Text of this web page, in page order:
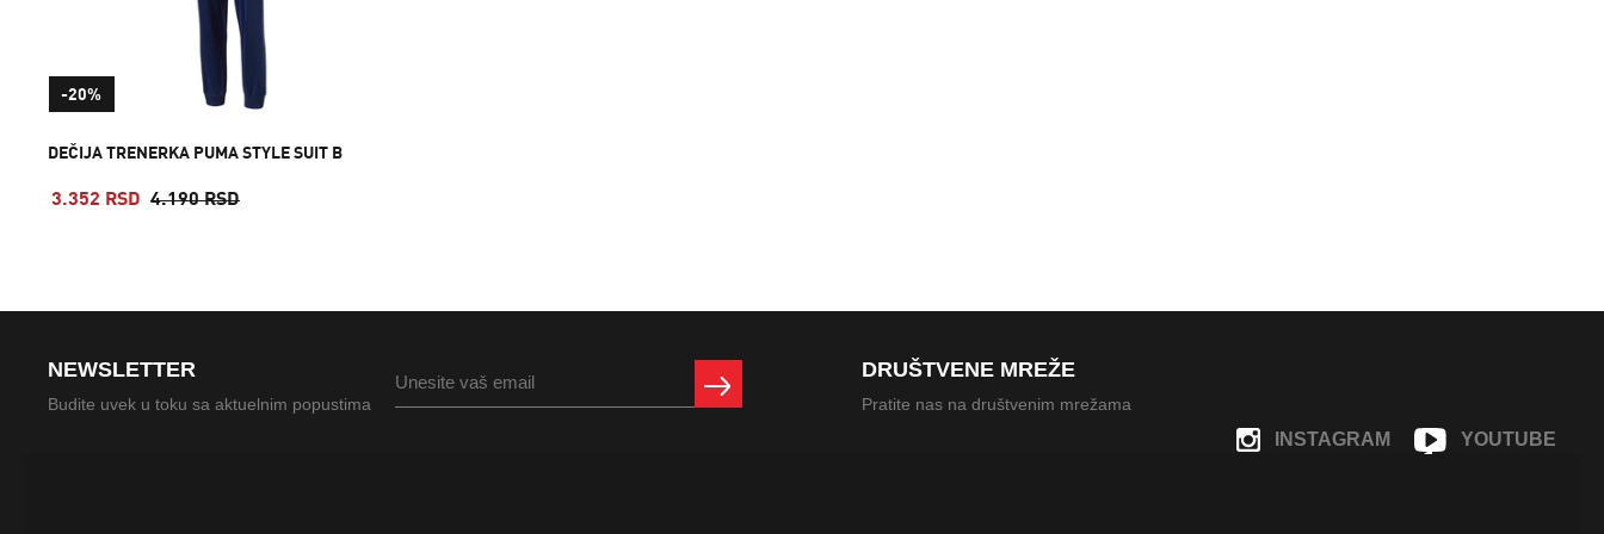
DEČIJA TRENERKA PUMA STYLE SUIT B
3.352 RSD 4.190 RSD
-20%
NEWSLETTER
Budite uvek u toku sa aktuelnim popustima
DRUŠTVENE MREŽE
Pratite nas na društvenim mrežama
YOUTUBE
INSTAGRAM